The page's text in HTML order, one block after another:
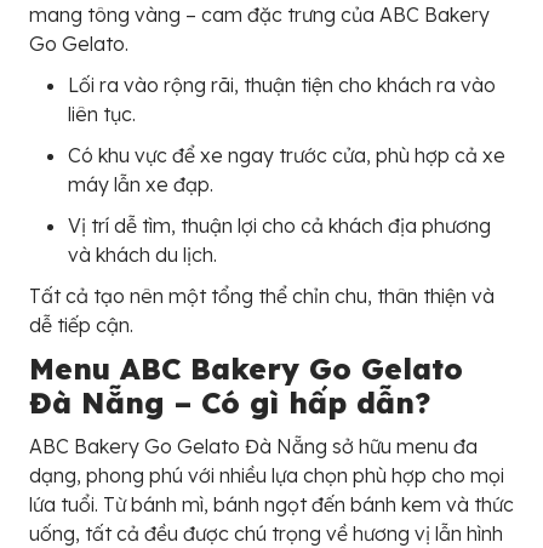
mang tông vàng – cam đặc trưng của ABC Bakery
Go Gelato.
Lối ra vào rộng rãi, thuận tiện cho khách ra vào
liên tục.
Có khu vực để xe ngay trước cửa, phù hợp cả xe
máy lẫn xe đạp.
Vị trí dễ tìm, thuận lợi cho cả khách địa phương
và khách du lịch.
Tất cả tạo nên một tổng thể chỉn chu, thân thiện và
dễ tiếp cận.
Menu ABC Bakery Go Gelato
Đà Nẵng – Có gì hấp dẫn?
ABC Bakery Go Gelato Đà Nẵng sở hữu menu đa
dạng, phong phú với nhiều lựa chọn phù hợp cho mọi
lứa tuổi. Từ bánh mì, bánh ngọt đến bánh kem và thức
uống, tất cả đều được chú trọng về hương vị lẫn hình